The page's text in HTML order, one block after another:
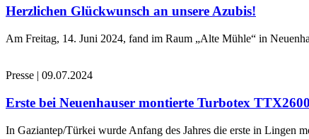
Herzlichen Glückwunsch an unsere Azubis!
Am Freitag, 14. Juni 2024, fand im Raum „Alte Mühle“ in
Presse | 09.07.2024
Erste bei Neuenhauser montierte Turbotex
In Gaziantep/Türkei wurde Anfang des Jahres die erste in Lingen